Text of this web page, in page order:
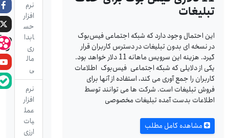
تبلیغات
این احتمال وجود دارد که شبکه اجتماعی فیس‌بوک
در نسخه ای بدون تبلیغات در دسترس کاربران قرار
گیرد. هزینه این سرویس ماهانه 11 دلار خواهد بود.
یکی از دلایلی که شبکه اجتماعی فیس‌بوک اطلاعات
کاربران را جمع آوری می کند، استفاده از آنها برای
فروش تبلیغات است. شرکت ها می توانند توسط
اطلاعات بدست آمده تبلیغات مخصوصی
مشاهده کامل مطلب
نرم
افزار
حس
ابدا
ری
مال
ی
نرم
افزار
عمل
یات
ارزی